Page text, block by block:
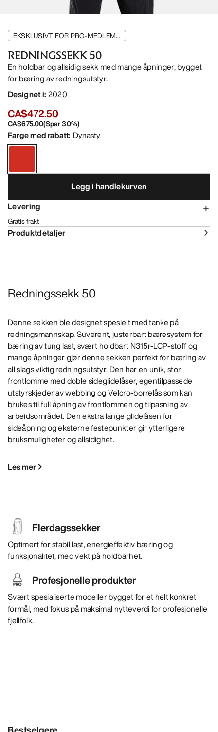
EKSKLUSIVT FOR PRO-MEDLEM...
REDNINGSSEKK 50
En holdbar og allsidig sekk med mange åpninger, bygget
for bæring av redningsutstyr.
Designet i: 2020
CA$472.50
CA$675.00(Spar30%)
Farge med rabatt: Dynasty
Legg i handlekurven
Levering
Gratis frakt
Produktdetaljer
Redningssekk 50
Denne sekken ble designet spesielt med tanke på
redningsmannskap. Suverent, justerbart bæresystem for
bæring av tung last, svært holdbart N315r-LCP-stoff og
mange åpninger gjør denne sekken perfekt for bæring av
all slags viktig redningsutstyr. Den har en unik, stor
frontlomme med doble sideglidelåser, egentilpassede
utstyrskjeder av webbing og Velcro-borrelås som kan
brukes til full åpning av frontlommen og tilpasning av
arbeidsområdet. Den ekstra lange glidelåsen for
sideåpning og eksterne festepunkter gir ytterligere
bruksmuligheter og allsidighet.
Les mer
Flerdagssekker
Optimert for stabil last, energieffektiv bæring og
funksjonalitet, med vekt på holdbarhet.
Profesjonelle produkter
Svært spesialiserte modeller bygget for et helt konkret
formål, med fokus på maksimal nytteverdi for profesjonelle
fjellfolk.